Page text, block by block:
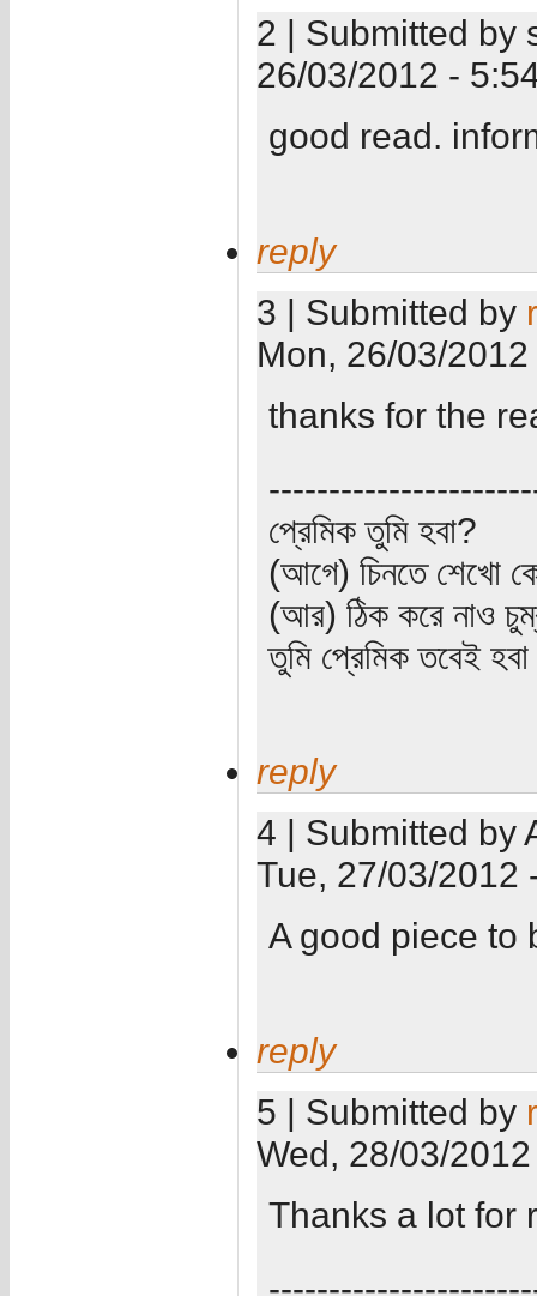
2 | Submitted by
26/03/2012 -
good read.
reply
3 | Submitted by
Mon, 26/03/
thanks for the
প্রেমিক তুমি হবা?
(আগে) চিনতে শেখো
(আর) ঠিক করে নাও
তুমি প্রেমিক তবেই
reply
4 | Submitted by
Tue, 27/03/2012
A good piece to
reply
5 | Submitted by
Wed, 28/03/
Thanks a lot for